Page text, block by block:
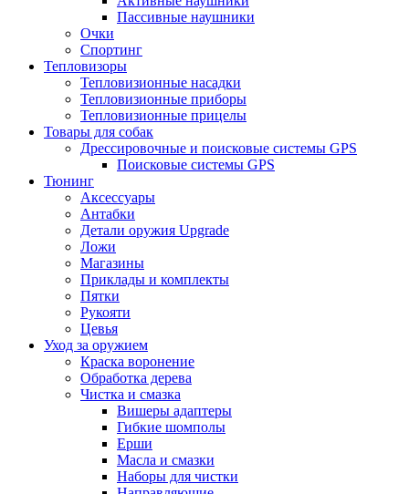
Пассивные наушники
Очки
Спортинг
Тепловизоры
Тепловизионные насадки
Тепловизионные приборы
Тепловизионные прицелы
Товары для собак
Дрессировочные и поисковые системы GPS
Поисковые системы GPS
Тюнинг
Аксессуары
Антабки
Детали оружия Upgrade
Ложи
Магазины
Приклады и комплекты
Пятки
Рукояти
Цевья
Уход за оружием
Краска воронение
Обработка дерева
Чистка и смазка
Вишеры адаптеры
Гибкие шомполы
Ерши
Масла и смазки
Наборы для чистки